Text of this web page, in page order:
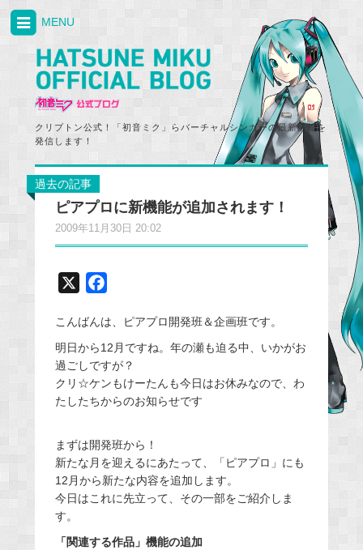
クリプトン公式！「初音ミク」らバーチャルシンガーの最新情報を
発信します！
MENU
過去の記事
ピアプロに新機能が追加されます！
2009年11月30日 20:02
c
e
b
o
o
こんばんは、ピアプロ開発班＆企画班です。
明日から12月ですね。年の瀬も迫る中、いかがお
過ごしですが？
クリ☆ケンもけーたんも今日はお休みなので、わ
たしたちからのお知らせです
まずは開発班から！
新たな月を迎えるにあたって、「ピアプロ」にも
12月から新たな内容を追加します。
今日はこれに先立って、その一部をご紹介しま
す。
「関連する作品」機能の追加